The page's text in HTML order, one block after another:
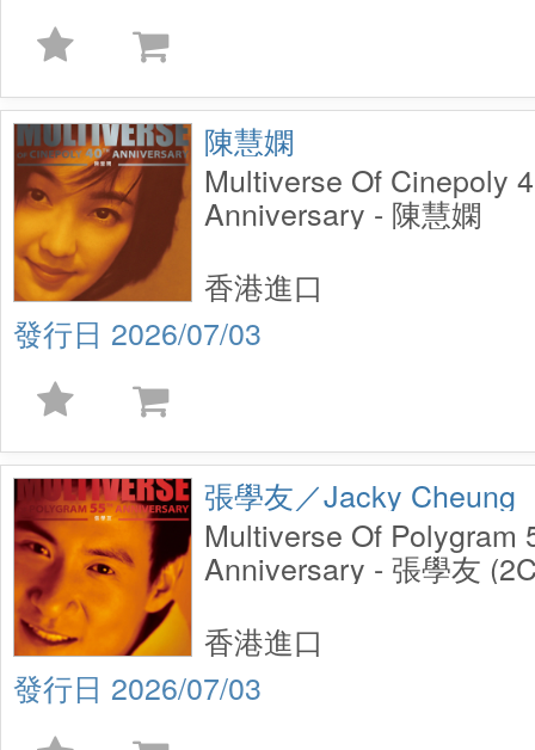
陳慧嫻
Multiverse Of Cinepoly
Anniversary - 陳慧嫻
2026/07/03
香港進口
張學友／Jacky Cheung
Multiverse Of Polygram
Anniversary - 張學友
2026/07/03
香港進口